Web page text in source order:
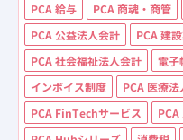
PCA 給与 PCA 商魂・商管
PCA 公益法人会計
PCA 建
PCA 社会福祉法人会計
電子
インボイス制度
PCA 医療
PCA FinTechサービス